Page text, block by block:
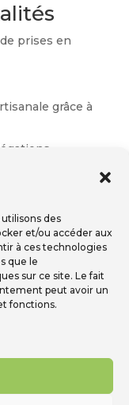
des
et/ou accéder aux
à ces technologies
que le
sur ce site. Le fait
peut avoir un
fonctions.
prises en
grâce à
04
FFPMI